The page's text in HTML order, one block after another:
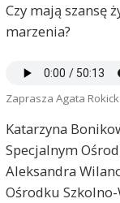
Czy mają szansę
marzenia?
Zaprasza Agata
Katarzyna
Specjalnym
Aleksandra
Ośrodku